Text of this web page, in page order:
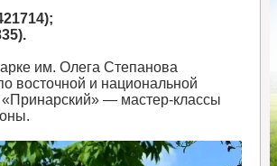
им. Олега Степанова
восточной и национальной
— мастер-классы